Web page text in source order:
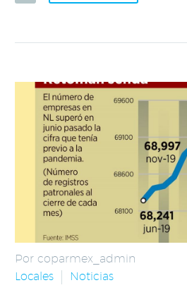
Por coparmex_admin
Locales
Noticias